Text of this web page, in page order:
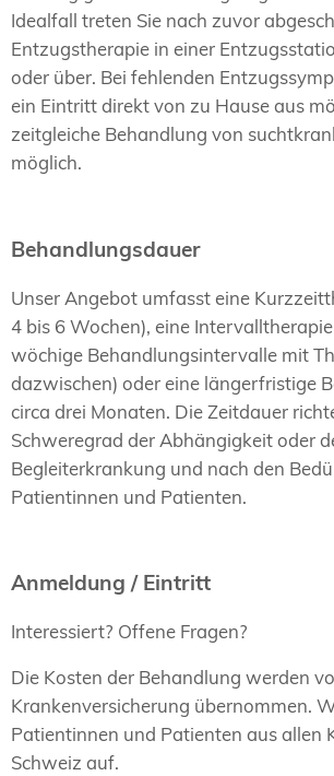
Idealfall treten Sie nach zuvor
Entzugstherapie in einer
oder über. Bei fehlenden
ein Eintritt direkt von zu Hause aus
zeitgleiche Behandlung von
möglich.
Behandlungsdauer
Unser Angebot umfasst eine
4 bis 6 Wochen), eine
wöchige Behandlungsintervalle mit
dazwischen) oder eine längerfristige
circa drei Monaten. Die Zeitdauer
Schweregrad der Abhängigkeit oder
Begleiterkrankung und nach den
Patientinnen und Patienten.
Anmeldung / Eintritt
Interessiert? Offene Fragen?
Die Kosten der Behandlung werden
Krankenversicherung übernommen.
Patientinnen und Patienten aus allen
Schweiz auf.